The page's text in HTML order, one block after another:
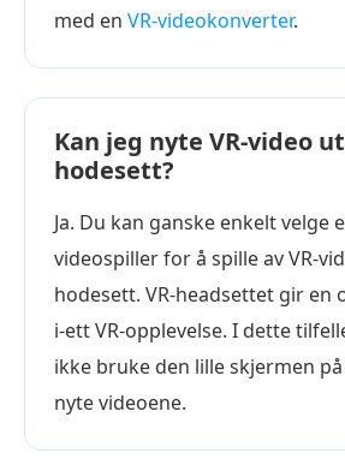
med en VR-videokonverter.
Kan jeg nyte VR-video
hodesett?
Ja. Du kan ganske enkelt velge
videospiller for å spille av VR-
hodesett. VR-headsettet gir en
i-ett VR-opplevelse. I dette
ikke bruke den lille skjermen
nyte videoene.